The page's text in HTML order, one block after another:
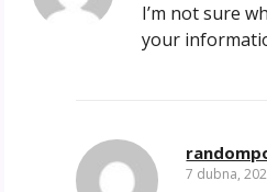
I’m not sure
your
7 dubna,